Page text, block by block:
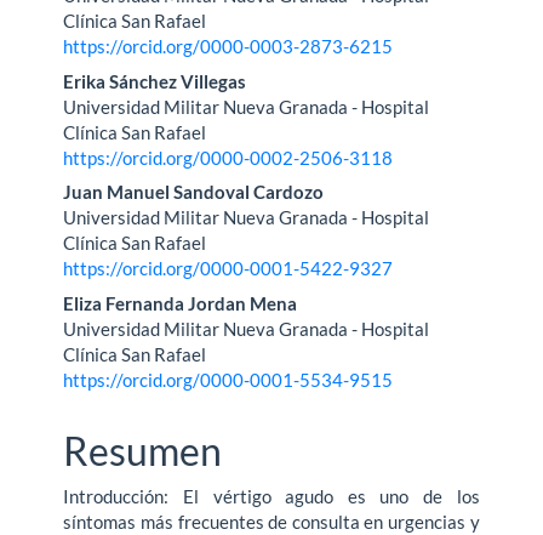
Clínica San Rafael
https://orcid.org/0000-0003-2873-6215
Erika Sánchez Villegas
Universidad Militar Nueva Granada - Hospital
Clínica San Rafael
https://orcid.org/0000-0002-2506-3118
Juan Manuel Sandoval Cardozo
Universidad Militar Nueva Granada - Hospital
Clínica San Rafael
https://orcid.org/0000-0001-5422-9327
Eliza Fernanda Jordan Mena
Universidad Militar Nueva Granada - Hospital
Clínica San Rafael
https://orcid.org/0000-0001-5534-9515
Resumen
Introducción: El vértigo agudo es uno de los
síntomas más frecuentes de consulta en urgencias y